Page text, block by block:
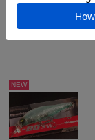
NEW